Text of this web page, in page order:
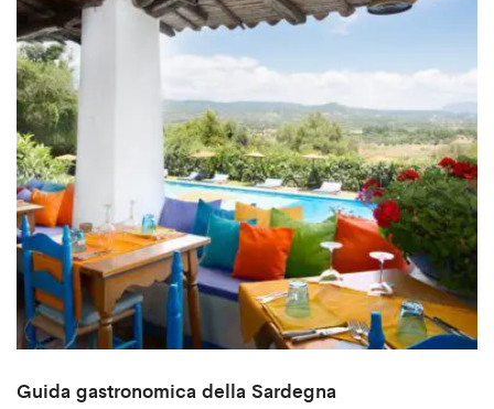
Guida gastronomica della Sardegna